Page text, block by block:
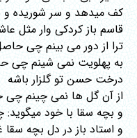
کف میدهد و سر شوریده و
قاسم باز کردکی وار مثل
ترا از دور می بینم چی
به پهلویت نمی شینم چی
درخت حسن تو گلزار باشه
از آن گل ها نمی چینم
و بچه سقا با خود
و استاد باز در دل بچه سقا